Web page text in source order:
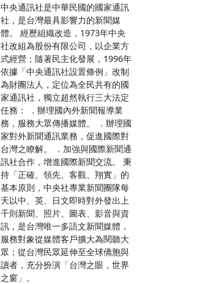
中央通訊社是中華民國的國家通訊
社，是台灣最具影響力的新聞媒
體。 經歷組織改造，1973年中央
社改組為股份有限公司，以企業方
式經營；隨著民主化發展，1996年
依據「中央通訊社設置條例」改制
為財團法人，定位為全民共有的國
家通訊社，獨立超然執行三大法定
任務： ．辦理國內外新聞報導業
務，服務大眾傳播媒體。 ．辦理國
家對外新聞通訊業務，促進國際對
台灣之瞭解。 ．加強與國際新聞通
訊社合作，增進國際新聞交流。 秉
持「正確、領先、客觀、翔實」的
基本原則，中央社專業新聞團隊每
天以中、英、日文即時對外發出上
千則新聞、照片、圖表、影音與資
訊，是台灣唯一多語文新聞媒體，
服務對象從媒體客戶擴大為閱聽大
眾；從台灣民眾延伸至全球僑胞與
讀者，充分扮演「台灣之眼，世界
之窗」。